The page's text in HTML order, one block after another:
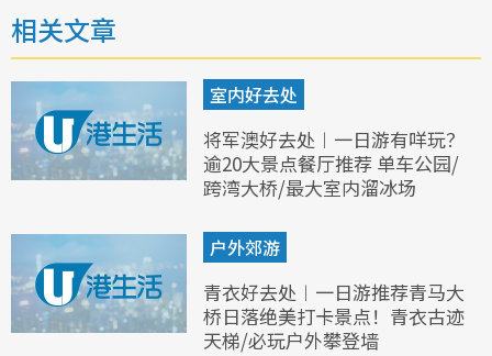
相关文章
室内好去处
将军澳好去处︱一日游有咩玩？
逾20大景点餐厅推荐 单车公园/
跨湾大桥/最大室内溜冰场
户外郊游
青衣好去处︱一日游推荐青马大
桥日落绝美打卡景点！青衣古迹
天梯/必玩户外攀登墙